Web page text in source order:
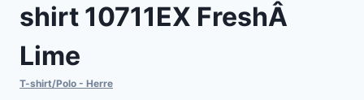
shirt 10711EX FreshÂ
Lime
T-shirt/Polo - Herre